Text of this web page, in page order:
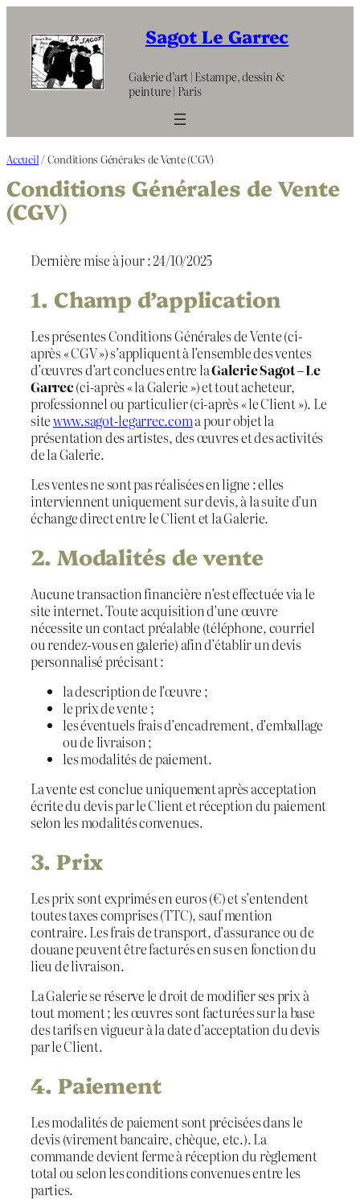
contenu
Sagot Le Garrec
Galerie d’art | Estampe, dessin &
peinture | Paris
Accueil / Conditions Générales de Vente (CGV)
Conditions Générales de Vente
(CGV)
Dernière mise à jour : 24/10/2025
1. Champ d’application
Les présentes Conditions Générales de Vente (ci-
après « CGV ») s’appliquent à l’ensemble des ventes
d’œuvres d’art conclues entre laGalerie Sagot – Le
Garrec(ci-après « la Galerie ») et tout acheteur,
professionnel ou particulier (ci-après « le Client »). Le
sitewww.sagot-legarrec.coma pour objet la
présentation des artistes, des œuvres et des activités
de la Galerie.
Les ventes ne sont pas réalisées en ligne : elles
interviennent uniquement sur devis, à la suite d’un
échange direct entre le Client et la Galerie.
2. Modalités de vente
Aucune transaction financière n’est effectuée via le
site internet. Toute acquisition d’une œuvre
nécessite un contact préalable (téléphone, courriel
ou rendez-vous en galerie) afin d’établir un devis
personnalisé précisant :
la description de l’œuvre ;
le prix de vente ;
les éventuels frais d’encadrement, d’emballage
ou de livraison ;
les modalités de paiement.
La vente est conclue uniquement après acceptation
écrite du devis par le Client et réception du paiement
selon les modalités convenues.
3. Prix
Les prix sont exprimés en euros (€) et s’entendent
toutes taxes comprises (TTC), sauf mention
contraire. Les frais de transport, d’assurance ou de
douane peuvent être facturés en sus en fonction du
lieu de livraison.
La Galerie se réserve le droit de modifier ses prix à
tout moment ; les œuvres sont facturées sur la base
des tarifs en vigueur à la date d’acceptation du devis
par le Client.
4. Paiement
Les modalités de paiement sont précisées dans le
devis (virement bancaire, chèque, etc.). La
commande devient ferme à réception du règlement
total ou selon les conditions convenues entre les
parties.